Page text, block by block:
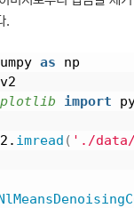
.
as np
import
imread ( './